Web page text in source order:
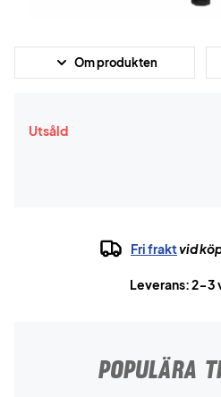
Om produkten
Utsåld
Fri fraktvid
Leverans: 2-3
POPULÄRA